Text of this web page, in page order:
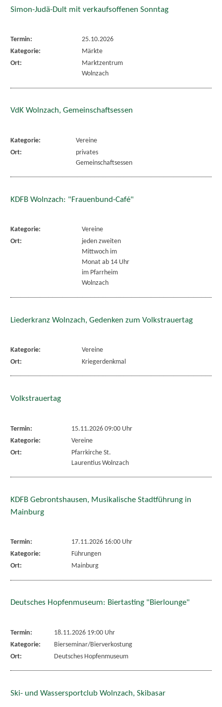
Simon-Judä-Dult mit verkaufsoffenen Sonntag
Termin:
25.10.2026
Kategorie:
Märkte
Ort:
Marktzentrum
Wolnzach
VdK Wolnzach, Gemeinschaftsessen
Kategorie:
Vereine
Ort:
privates
Gemeinschaftsessen
KDFB Wolnzach: "Frauenbund-Café"
Kategorie:
Vereine
Ort:
jeden zweiten
Mittwoch im
Monat ab 14 Uhr
im Pfarrheim
Wolnzach
Liederkranz Wolnzach, Gedenken zum Volkstrauertag
Kategorie:
Vereine
Ort:
Kriegerdenkmal
Volkstrauertag
Termin:
15.11.2026 09:00 Uhr
Kategorie:
Vereine
Ort:
Pfarrkirche St.
Laurentius Wolnzach
KDFB Gebrontshausen, Musikalische Stadtführung in
Mainburg
Termin:
17.11.2026 16:00 Uhr
Kategorie:
Führungen
Ort:
Mainburg
Deutsches Hopfenmuseum: Biertasting "Bierlounge"
Termin:
18.11.2026 19:00 Uhr
Kategorie:
Bierseminar/Bierverkostung
Ort:
Deutsches Hopfenmuseum
Ski- und Wassersportclub Wolnzach, Skibasar